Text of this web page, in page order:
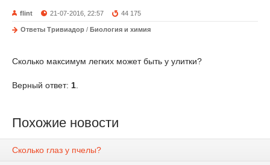
flint 21-07-2016, 22:57 44 175
Ответы Тривиадор / Биология и химия
Сколько максимум легких может быть у улитки?
Верный ответ: 1
Похожие новости
Сколько глаз у пчелы?